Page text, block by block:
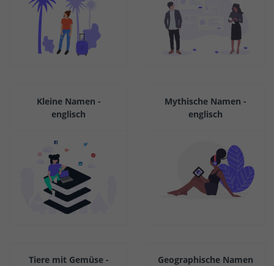
Kleine Namen -
englisch
Mythische Namen -
englisch
Tiere mit Gemüse -
Geographische Namen